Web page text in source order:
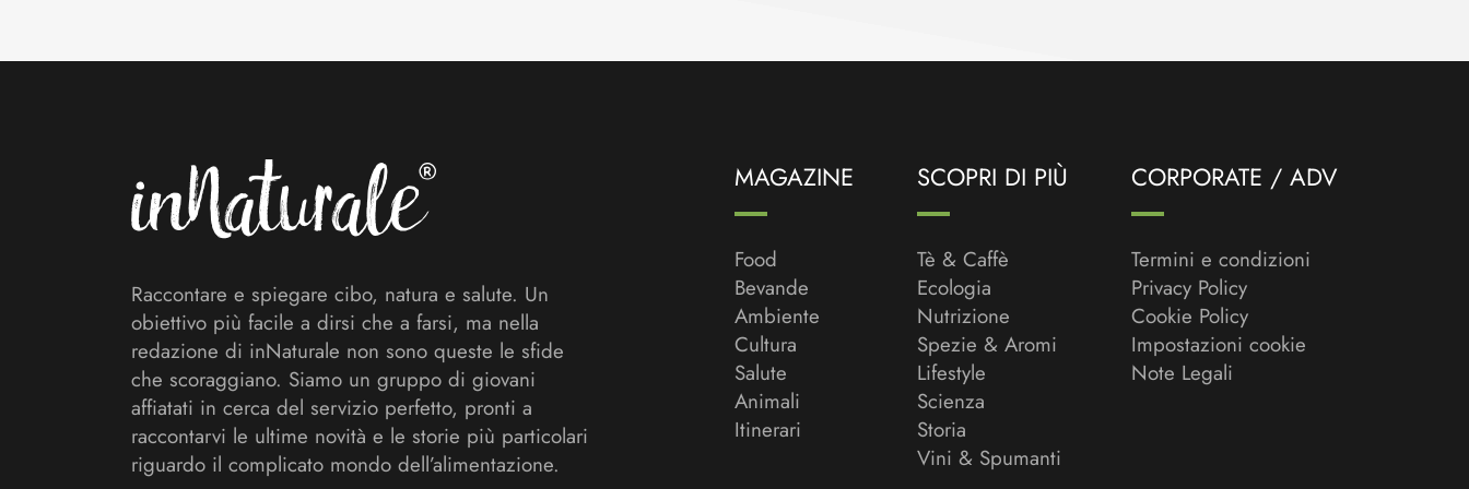
Raccontare e spiegare cibo, natura e salute. Un
obiettivo più facile a dirsi che a farsi, ma nella
redazione di inNaturale non sono queste le sfide
che scoraggiano. Siamo un gruppo di giovani
affiatati in cerca del servizio perfetto, pronti a
raccontarvi le ultime novità e le storie più particolari
riguardo il complicato mondo dell’alimentazione.
MAGAZINE
Food
Bevande
Ambiente
Cultura
Salute
Animali
Itinerari
SCOPRI DI PIÙ
Tè & Caffè
Ecologia
Nutrizione
Spezie & Aromi
Lifestyle
Scienza
Storia
Vini & Spumanti
CORPORATE / ADV
Termini e condizioni
Privacy Policy
Cookie Policy
Impostazioni cookie
Note Legali